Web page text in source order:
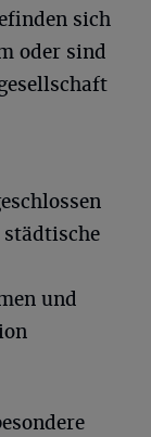
sich
oder sind
und